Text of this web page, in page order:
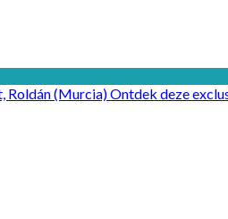
(Murcia) Ontdek deze